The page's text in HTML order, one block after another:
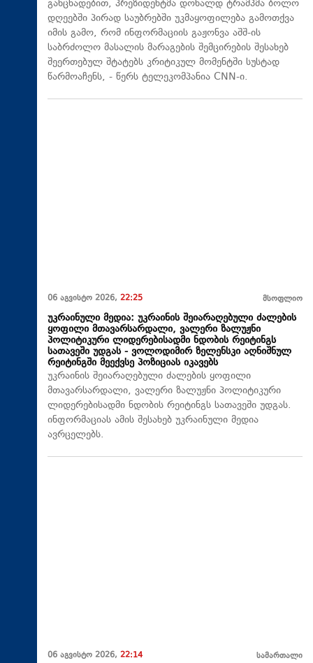
განცხადებით, პრეზიდენტმა დონალდ ტრამპმა ბოლო
დღეებში პირად საუბრებში უკმაყოფილება გამოთქვა
იმის გამო, რომ ინფორმაციის გაჟონვა აშშ-ის
საბრძოლო მასალის მარაგების შემცირების შესახებ
შეერთებულ შტატებს კრიტიკულ მომენტში სუსტად
წარმოაჩენს, - წერს ტელეკომპანია CNN-ი.
06 აგვისტო 2026, 22:25 მსოფლიო
უკრაინული მედია: უკრაინის შეიარაღებული ძალების
ყოფილი მთავარსარდალი, ვალერი ზალუჟნი
პოლიტიკური ლიდერებისადმი ნდობის რეიტინგს
სათავეში უდგას - ვოლოდიმირ ზელენსკი აღნიშნულ
რეიტინგში მეექვსე პოზიციას იკავებს
უკრაინის შეიარაღებული ძალების ყოფილი
მთავარსარდალი, ვალერი ზალუჟნი პოლიტიკური
ლიდერებისადმი ნდობის რეიტინგს სათავეში უდგას.
ინფორმაციას ამის შესახებ უკრაინული მედია
ავრცელებს.
06 აგვისტო 2026, 22:14 სამართალი